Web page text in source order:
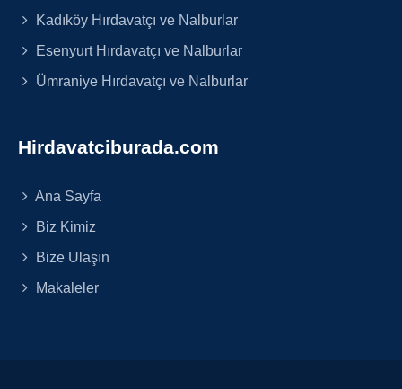
Kadıköy Hırdavatçı ve Nalburlar
Esenyurt Hırdavatçı ve Nalburlar
Ümraniye Hırdavatçı ve Nalburlar
Hirdavatciburada.com
Ana Sayfa
Biz Kimiz
Bize Ulaşın
Makaleler